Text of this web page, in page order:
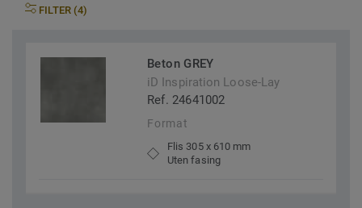
FILTER (4)
Beton GREY
iD Inspiration Loose-Lay
Ref. 24641002
Format
Flis 305 x 610 mm
Uten fasing